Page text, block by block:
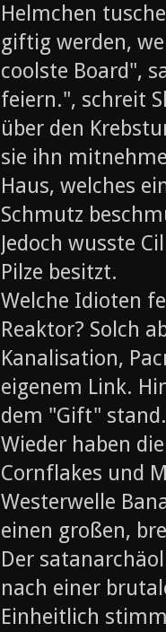
Helmchen
giftig werden,
coolste Board",
feiern.", schreit
über den
sie ihn
Haus, welches
Schmutz
Jedoch wusste
Pilze besitzt.
Welche Idioten
Reaktor? Solch
Kanalisation,
eigenem Link.
dem "Gift" stand.
Wieder haben
Cornflakes und
Westerwelle
einen großen,
Der
nach einer
Einheitlich